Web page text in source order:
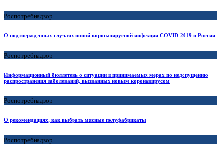
Роспотребнадзор
О подтвержденных случаях новой коронавирусной инфекции COVID-2019 в России
Роспотребнадзор
Информационный бюллетень о ситуации и принимаемых мерах по недопущению
распространения заболеваний, вызванных новым коронавирусом
Роспотребнадзор
О рекомендациях, как выбрать мясные полуфабрикаты
Роспотребнадзор